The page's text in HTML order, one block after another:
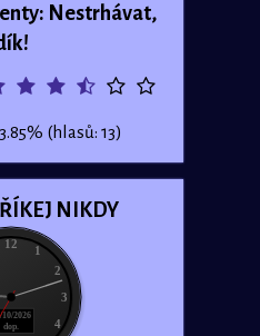
Nestrhávat,
(hlasů: 13)
NIKDY
1
2
3
4
12
10/2026
dop.